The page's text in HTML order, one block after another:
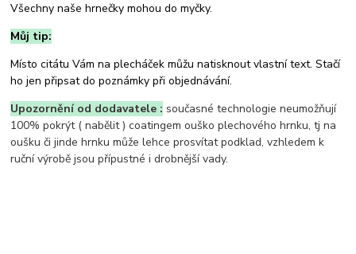
Všechny naše hrnečky mohou do myčky.
Můj tip:
Místo citátu Vám na plecháček můžu natisknout vlastní text. Stačí
ho jen připsat do poznámky při objednávání.
Upozornění od dodavatele : současné technologie neumožňují
100% pokrýt ( nabělit ) coatingem ouško plechového hrnku, tj na
oušku či jinde hrnku může lehce prosvítat podklad, vzhledem k
ruční výrobě jsou přípustné i drobnější vady.